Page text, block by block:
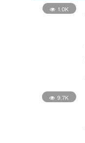
1.0K
9.7K